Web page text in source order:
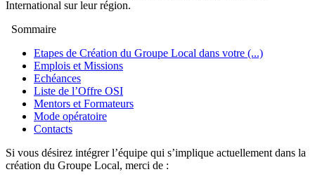
International sur leur région.
Sommaire
Etapes de Création du Groupe Local dans votre (...)
Emplois et Missions
Echéances
Liste de l’Offre OSI
Mentors et Formateurs
Mode opératoire
Contacts
Si vous désirez intégrer l’équipe qui s’implique actuellement dans la
création du Groupe Local, merci de :